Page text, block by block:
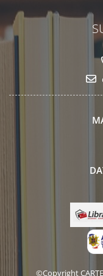
©Copyright